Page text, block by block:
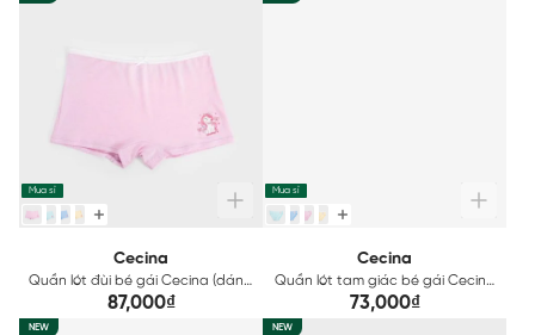
Mua sỉ
Cecina
Quần lót đùi bé gái Cecina (dáng
boxer) CGBX06M0H0
87,000₫
Mua sỉ
Cecina
Quần lót tam giác bé gái Cecina
(dáng bikini) CGBI06M0H0
73,000₫
NEW NEW